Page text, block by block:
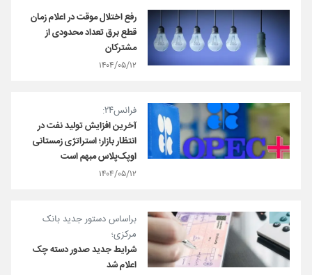
رفع اختلال موقت در اعلام زمان
قطع برق تعداد محدودی از
مشترکان
۱۴۰۴/۰۵/۱۲
فرانس۲۴:
آخرین افزایش تولید نفت در
انتظار بازار؛ استراتژی زمستانی
اوپک‌پلاس مبهم است
۱۴۰۴/۰۵/۱۲
براساس دستور جدید بانک
مرکزی؛
شرایط جدید صدور دسته چک
اعلام شد